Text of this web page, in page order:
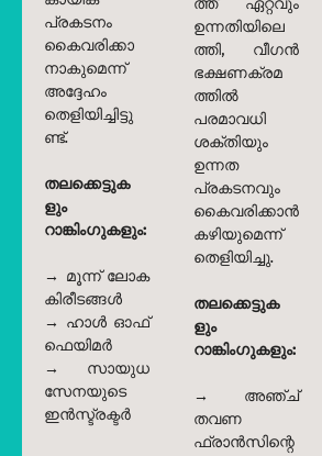
പ്രകടനം
കൈവരിക്കാ
നാകുമെന്ന്
അദ്ദേഹം
തെളിയിച്ചിട്ടു
ണ്ട്.
തലക്കെട്ടുക
ളും
റാങ്കിംഗുകളും:
→ മൂന്ന് ലോക
കിരീടങ്ങൾ
→ ഹാൾ ഓഫ്
ഫെയിമർ
→ സായുധ
സേനയുടെ
ഇൻസ്ട്രക്ടർ
ഉന്നതിയിലെ
ത്തി, വീഗൻ
ഭക്ഷണക്രമ
ത്തിൽ
പരമാവധി
ശക്തിയും
ഉന്നത
പ്രകടനവും
കൈവരിക്കാൻ
കഴിയുമെന്ന്
തെളിയിച്ചു.
തലക്കെട്ടുക
ളും
റാങ്കിംഗുകളും:
→ അഞ്ച്
തവണ
ഫ്രാൻസിന്റെ